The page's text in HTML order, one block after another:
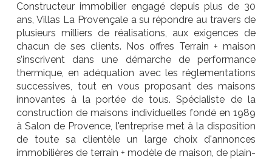
Constructeur immobilier engagé depuis plus de 30
ans, Villas La Provençale a su répondre au travers de
plusieurs milliers de réalisations, aux exigences de
chacun de ses clients. Nos offres Terrain + maison
s’inscrivent dans une démarche de performance
thermique, en adéquation avec les réglementations
successives, tout en vous proposant des maisons
innovantes à la portée de tous. Spécialiste de la
construction de maisons individuelles fondé en 1989
à Salon de Provence, l'entreprise met à la disposition
de toute sa clientèle un large choix d'annonces
immobilières de terrain + modèle de maison, de plain-